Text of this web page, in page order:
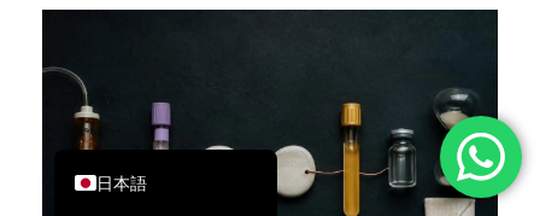
日本語
Deutsch